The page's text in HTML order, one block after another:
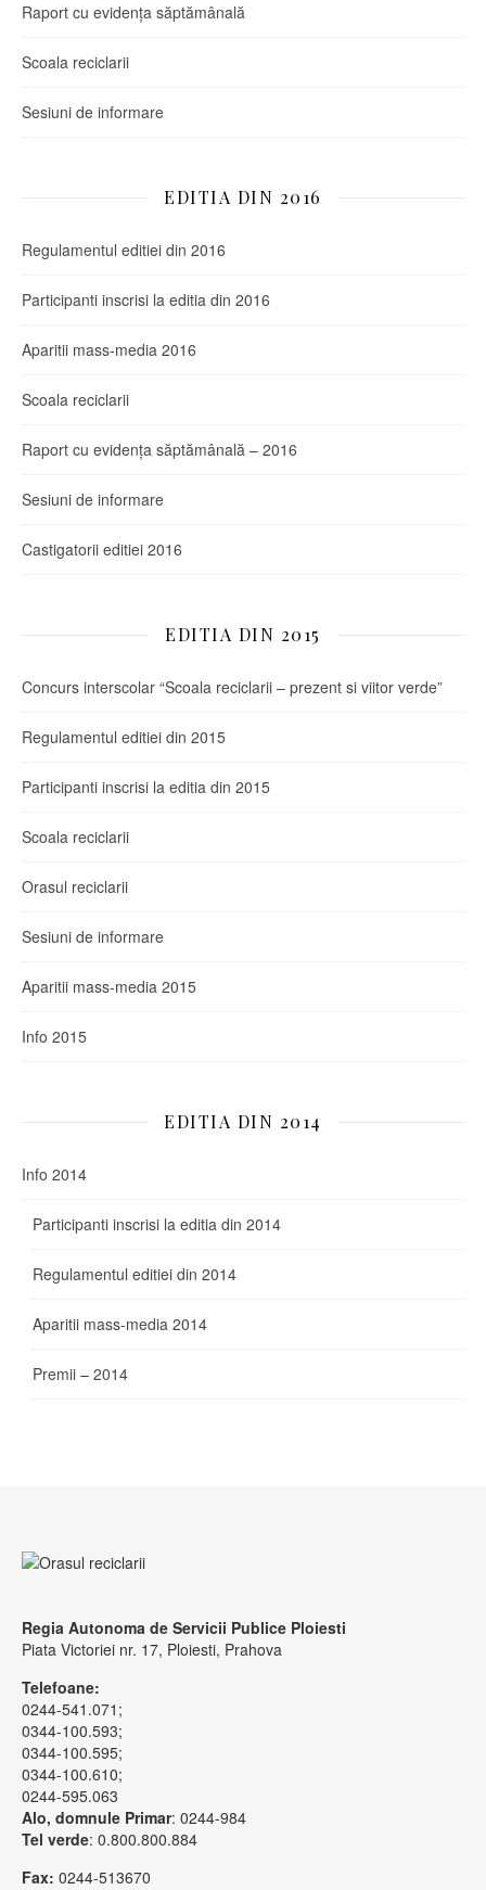
Raport cu evidența săptămânală
Scoala reciclarii
Sesiuni de informare
EDITIA DIN 2016
Regulamentul editiei din 2016
Participanti inscrisi la editia din 2016
Aparitii mass-media 2016
Scoala reciclarii
Raport cu evidența săptămânală – 2016
Sesiuni de informare
Castigatorii editiei 2016
EDITIA DIN 2015
Concurs interscolar “Scoala reciclarii – prezent si viitor verde”
Regulamentul editiei din 2015
Participanti inscrisi la editia din 2015
Scoala reciclarii
Orasul reciclarii
Sesiuni de informare
Aparitii mass-media 2015
Info 2015
EDITIA DIN 2014
Info 2014
Participanti inscrisi la editia din 2014
Regulamentul editiei din 2014
Aparitii mass-media 2014
Premii – 2014
Regia Autonoma de Servicii Publice Ploiesti
Piata Victoriei nr. 17, Ploiesti, Prahova
Telefoane:
0244-541.071;
0344-100.593;
0344-100.595;
0344-100.610;
0244-595.063
Alo, domnule Primar: 0244-984
Tel verde: 0.800.800.884
Fax: 0244-513670